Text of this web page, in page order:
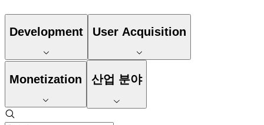
Development User Acquisition
Monetization 산업 분야